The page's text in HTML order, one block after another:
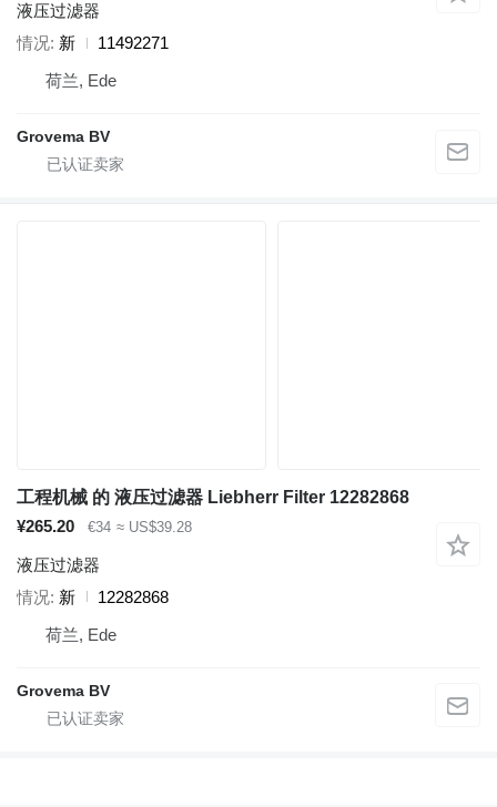
液压过滤器
情况 新
11492271
荷兰, Ede
Grovema BV
工程机械 的 液压过滤器 Liebherr Filter 12282868
¥265.20
€34 ≈ US$39.28
液压过滤器
情况 新
12282868
荷兰, Ede
Grovema BV